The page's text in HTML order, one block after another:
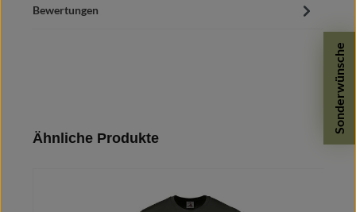
Sonderwünsche
Bewertungen
Produktgalerie überspringen
Ähnliche Produkte